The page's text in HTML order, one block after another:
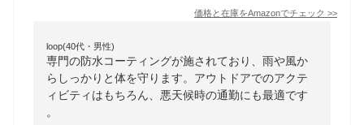
価格と在庫をAmazonでチェック >>
loop(40代・男性)
専門の防水コーティングが施されており、雨や風か
らしっかりと体を守ります。アウトドアでのアクテ
ィビティはもちろん、悪天候時の通勤にも最適です
。